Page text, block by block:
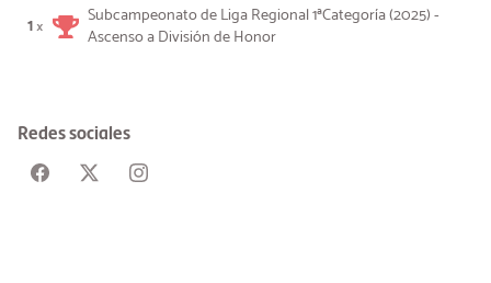
1×
Subcampeonato de Liga Regional 1ªCategoría (2025) -
Ascenso a División de Honor
Redes sociales